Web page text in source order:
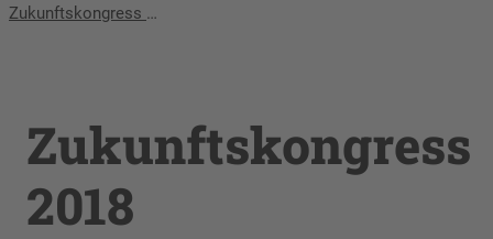
Zukunftskongress 2018
Zukunftskongress
2018